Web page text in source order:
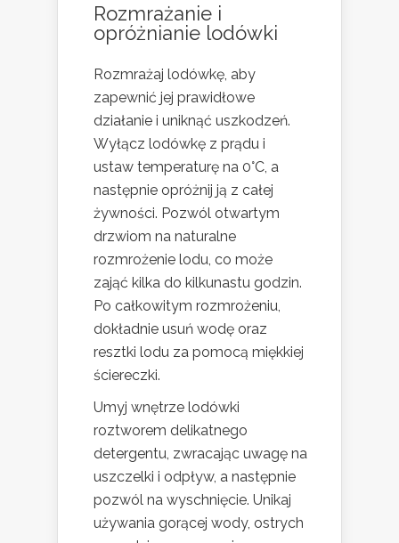
Rozmrażanie i
opróżnianie lodówki
Rozmrażaj lodówkę, aby
zapewnić jej prawidłowe
działanie i uniknąć uszkodzeń.
Wyłącz lodówkę z prądu i
ustaw temperaturę na 0°C, a
następnie opróżnij ją z całej
żywności. Pozwól otwartym
drzwiom na naturalne
rozmrożenie lodu, co może
zająć kilka do kilkunastu godzin.
Po całkowitym rozmrożeniu,
dokładnie usuń wodę oraz
resztki lodu za pomocą miękkiej
ściereczki.
Umyj wnętrze lodówki
roztworem delikatnego
detergentu, zwracając uwagę na
uszczelki i odpływ, a następnie
pozwól na wyschnięcie. Unikaj
używania gorącej wody, ostrych